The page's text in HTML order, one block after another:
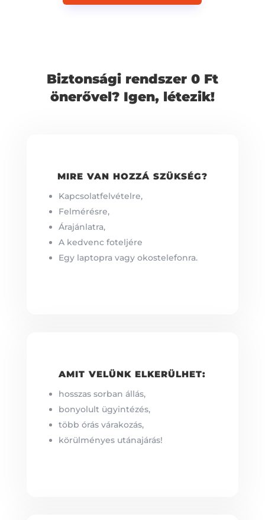
Biztonsági rendszer 0 Ft
önerővel? Igen, létezik!
MIRE VAN HOZZÁ SZÜKSÉG?
Kapcsolatfelvételre,
Felmérésre,
Árajánlatra,
A kedvenc foteljére
Egy laptopra vagy okostelefonra.
AMIT VELÜNK ELKERÜLHET:
hosszas sorban állás,
bonyolult ügyintézés,
több órás várakozás,
körülményes utánajárás!